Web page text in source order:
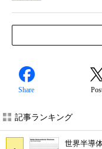
Share
記事ランキング
世界半導